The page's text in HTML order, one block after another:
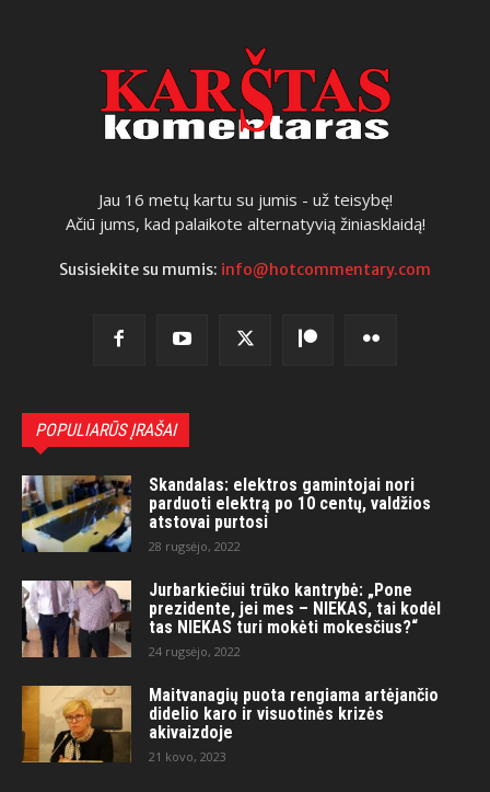
Jau 16 metų kartu su jumis - už teisybę!
Ačiū jums, kad palaikote alternatyvią žiniasklaidą!
Susisiekite su mumis: info@hotcommentary.com
POPULIARŪS ĮRAŠAI
Skandalas: elektros gamintojai nori
parduoti elektrą po 10 centų, valdžios
atstovai purtosi
28 rugsėjo, 2022
Jurbarkiečiui trūko kantrybė: „Pone
prezidente, jei mes – NIEKAS, tai kodėl
tas NIEKAS turi mokėti mokesčius?“
24 rugsėjo, 2022
Maitvanagių puota rengiama artėjančio
didelio karo ir visuotinės krizės
akivaizdoje
21 kovo, 2023